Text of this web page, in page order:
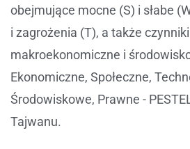
obejmujące mocne (S) i słabe
i zagrożenia (T), a także czynniki
makroekonomiczne i
Ekonomiczne, Społeczne,
Środowiskowe, Prawne -
Tajwanu.